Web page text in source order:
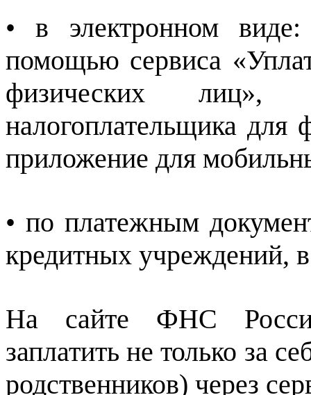
• в электронном
помощью сервиса
физических лиц»,
налогоплательщика для
приложение для
• по платежным
кредитных учреждений,
На сайте ФНС
заплатить не только за
родственников) через